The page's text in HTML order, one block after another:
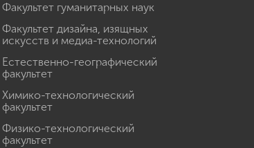
Факультет гуманитарных наук
Факультет дизайна, изящных
искусств и медиа-технологий
Естественно-географический
факультет
Химико-технологический
факультет
Физико-технологический
факультет